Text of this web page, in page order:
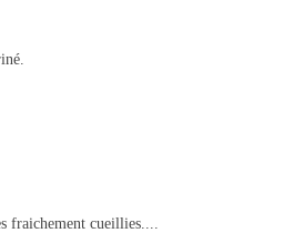
fraichement cueillies....